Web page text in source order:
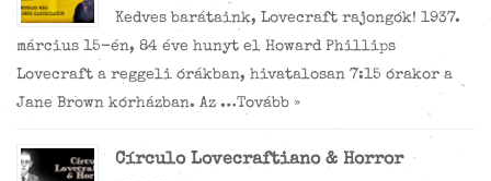
Kedves barátaink, Lovecraft rajongók! 1937.
március 15-én, 84 éve hunyt el Howard Phillips
Lovecraft a reggeli órákban, hivatalosan 7:15 órakor a
Jane Brown kórházban. Az …Tovább »
Círculo Lovecraftiano & Horror